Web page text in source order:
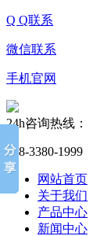
Q Q联系
微信联系
手机官网
24h咨询热线：
138-3380-1999
网站首页
关于我们
产品中心
新闻中心